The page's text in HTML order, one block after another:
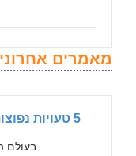
מאמרים
5 טעויות
בעולם